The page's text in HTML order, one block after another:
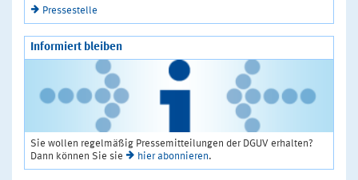
Pressestelle
Informiert bleiben
Sie wollen regelmäßig Pressemitteilungen der DGUV erhalten?
Dann können Sie sie
hier abonnieren.